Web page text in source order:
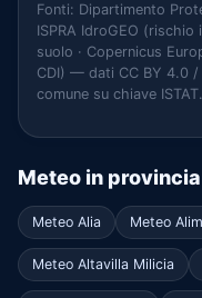
Fonti: Dipartimento
ISPRA IdroGEO (rischio
suolo · Copernicus
CDI) — dati CC BY 4.0
comune su chiave ISTAT.
Meteo in
Meteo Alia Meteo
Meteo Altavilla Milicia